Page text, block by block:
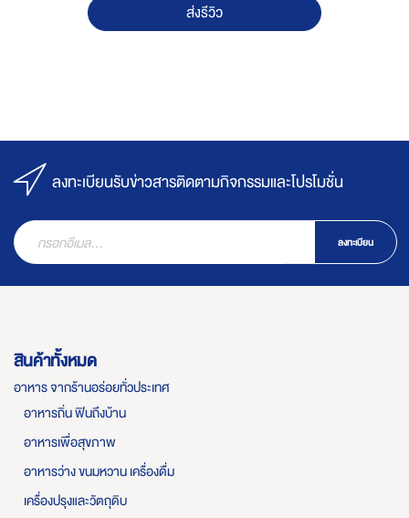
ส่งรีวิว
ลงทะเบียนรับข่าวสารติดตามกิจกรรมและโปรโมชั่น
ลงทะเบียน
สินค้าทั้งหมด
อาหาร จากร้านอร่อยทั่วประเทศ
อาหารถิ่น ฟินถึงบ้าน
อาหารเพื่อสุขภาพ
อาหารว่าง ขนมหวาน เครื่องดื่ม
เครื่องปรุงและวัตถุดิบ